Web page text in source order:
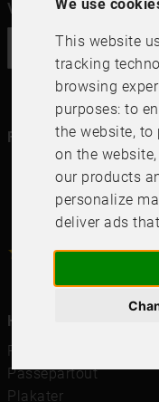
We use
This website
tracking
browsing
purposes:to
the website, to
on the website
our products
personalize
deliver ads
Vil du ha vårt
Følg oss i dine
4.64.6 / 5
Hurtigkoblinger
Rammer
Passepartout
Plakater